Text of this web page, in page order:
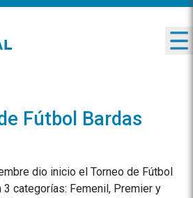
Fútbol Bardas
dio inicio el Torneo de Fútbol
3 categorías: Femenil, Premier y